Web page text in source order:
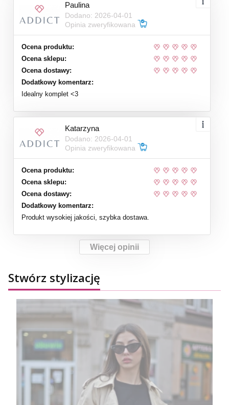
Paulina
Dodano: 2026-04-01
Opinia zweryfikowana
Ocena produktu:
Ocena sklepu:
Ocena dostawy:
Dodatkowy komentarz:
Idealny komplet <3
Katarzyna
Dodano: 2026-04-01
Opinia zweryfikowana
Ocena produktu:
Ocena sklepu:
Ocena dostawy:
Dodatkowy komentarz:
Produkt wysokiej jakości, szybka dostawa.
Więcej opinii
Stwórz stylizację